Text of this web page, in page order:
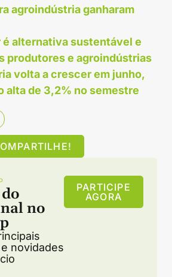
agroindústria ganharam
alternativa sustentável e
produtores e agroindústrias
volta a crescer em junho,
alta de 3,2% no semestre
no
novidades
PARTICIPE
AGORA